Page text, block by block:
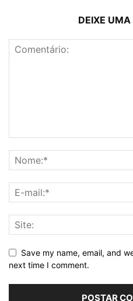
DEIXE UMA
Save my name, email, and
next time I comment.